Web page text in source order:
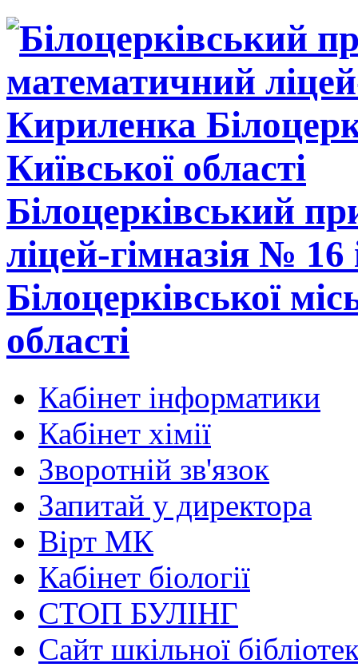
Білоцерківський
ліцей-гімназія №
Білоцерківської
області
Кабінет інформатики
Кабінет хімії
Зворотній зв'язок
Запитай у директора
Вірт МК
Кабінет біології
СТОП БУЛІНГ
Сайт шкільної